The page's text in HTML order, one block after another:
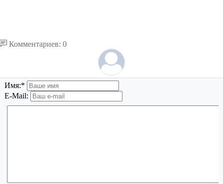
Комментариев: 0
Имя:*
E-Mail: